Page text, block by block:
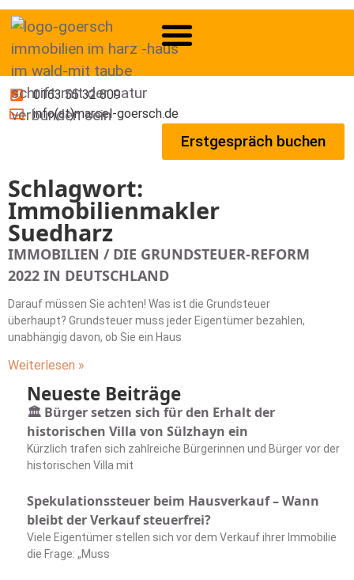
0163 55 32 809
info(at)marcel-goersch.de
Erstgespräch buchen
Schlagwort:
Immobilienmakler
Suedharz
IMMOBILIEN / DIE GRUNDSTEUER-REFORM
2022 IN DEUTSCHLAND
Darauf müssen Sie achten! Was ist die Grundsteuer
überhaupt? Grundsteuer muss jeder Eigentümer bezahlen,
unabhängig davon, ob Sie ein Haus
Weiterlesen »
Neueste Beiträge
🏛️ Bürger setzen sich für den Erhalt der
historischen Villa von Sülzhayn ein
Kürzlich trafen sich zahlreiche Bürgerinnen und Bürger vor der
historischen Villa mit
Spekulationssteuer beim Hausverkauf – Wann
bleibt der Verkauf steuerfrei?
Viele Eigentümer stellen sich vor dem Verkauf ihrer Immobilie
die Frage: „Muss